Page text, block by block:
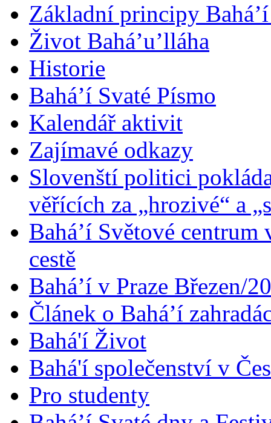
Základní principy
Život Bahá’u’lláha
Historie
Bahá’í Svaté Písmo
Kalendář aktivit
Zajímavé odkazy
Slovenští politici
věřících za „hrozivé“ a
Bahá’í Světové
cestě
Bahá’í v Praze Březen/
Článek o Bahá’í
Bahá'í Život
Bahá'í společenství v
Pro studenty